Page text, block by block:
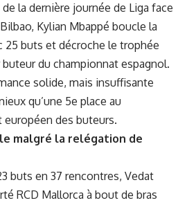
la dernière journée de Liga face
Kylian Mbappé boucle la
25 buts et décroche le trophée
du championnat espagnol.
solide, mais insuffisante
qu’une 5e place au
européen des buteurs.
malgré la relégation de
buts en 37 rencontres, Vedat
RCD Mallorca à bout de bras